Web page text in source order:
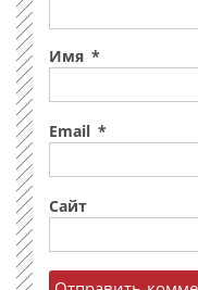
Имя *
Email *
Сайт